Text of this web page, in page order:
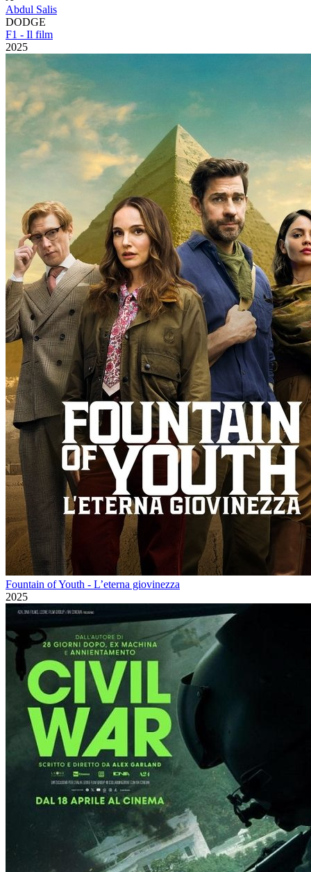
Abdul Salis
DODGE
F1 - Il film
2025
Fountain of Youth - L’eterna giovinezza
2025